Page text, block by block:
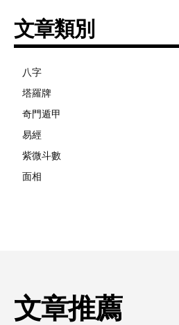
文章類別
八字
塔羅牌
奇門遁甲
易經
紫微斗數
面相
文章推薦